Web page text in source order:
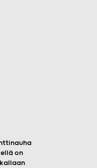
on